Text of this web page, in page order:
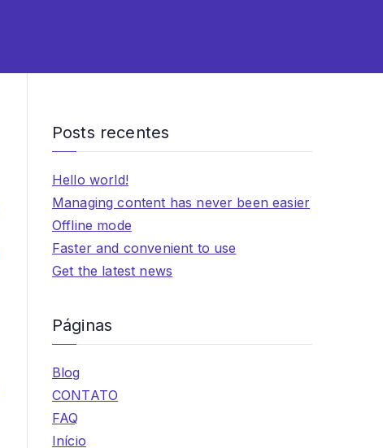
Posts recentes
Hello world!
Managing content has never been easier
Offline mode
Faster and convenient to use
Get the latest news
Páginas
Blog
CONTATO
FAQ
Início